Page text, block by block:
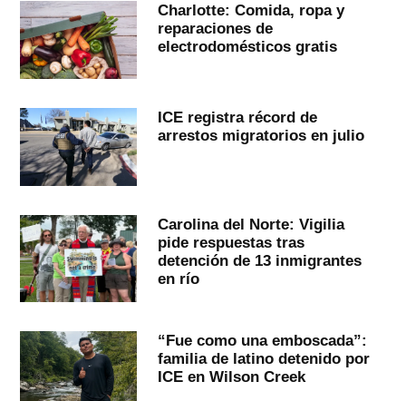
Charlotte: Comida, ropa y
reparaciones de
electrodomésticos gratis
ICE registra récord de
arrestos migratorios en julio
Carolina del Norte: Vigilia
pide respuestas tras
detención de 13 inmigrantes
en río
“Fue como una emboscada”:
familia de latino detenido por
ICE en Wilson Creek